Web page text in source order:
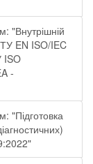
"Внутрішній
EN ISO/IEC
ISO
-
"Підготовка